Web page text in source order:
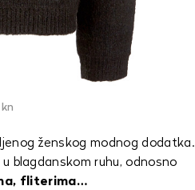
ženskog modnog dodatka.
blagdanskom ruhu, odnosno
fliterima…